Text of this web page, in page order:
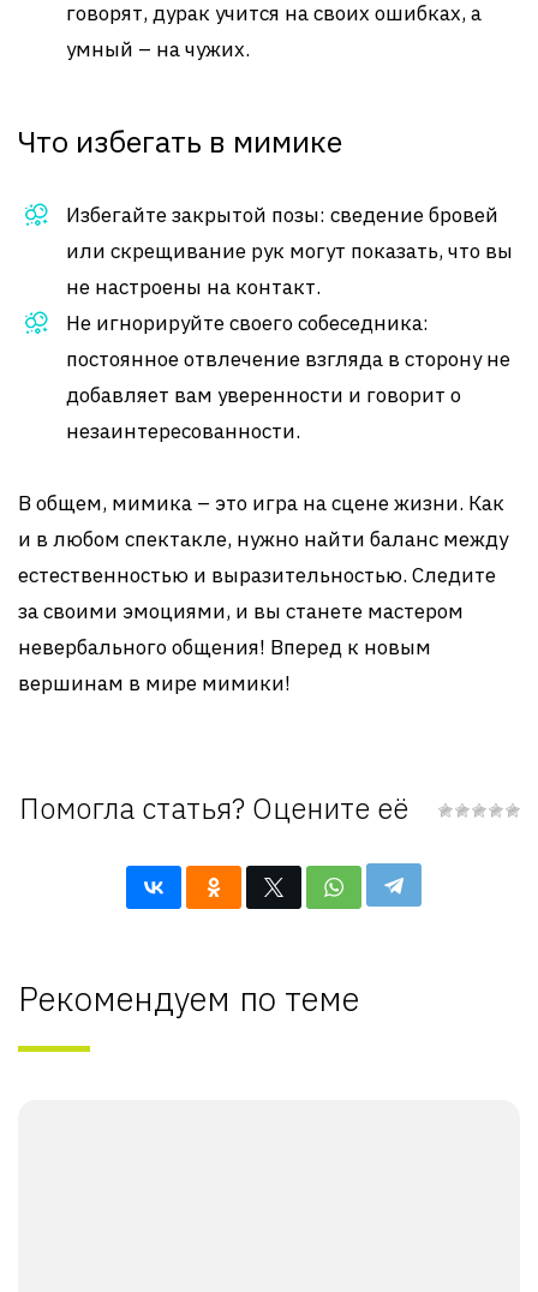
говорят, дурак учится на своих ошибках, а
умный – на чужих.
Что избегать в мимике
Избегайте закрытой позы: сведение бровей
или скрещивание рук могут показать, что вы
не настроены на контакт.
Не игнорируйте своего собеседника:
постоянное отвлечение взгляда в сторону не
добавляет вам уверенности и говорит о
незаинтересованности.
В общем, мимика – это игра на сцене жизни. Как
и в любом спектакле, нужно найти баланс между
естественностью и выразительностью. Следите
за своими эмоциями, и вы станете мастером
невербального общения! Вперед к новым
вершинам в мире мимики!
Помогла статья? Оцените её
Рекомендуем по теме